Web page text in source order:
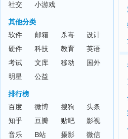
社交
小游戏
其他分类
软件
邮箱 杀毒
设计
硬件
科技 教育
英语
考试
文库 移动
国外
明星
公益
排行榜
百度
微博 搜狗
头条
知乎
豆瓣 贴吧
影视
音乐
B站 摄影
微信